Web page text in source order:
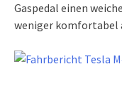
Gaspedal einen
weniger komfortabel